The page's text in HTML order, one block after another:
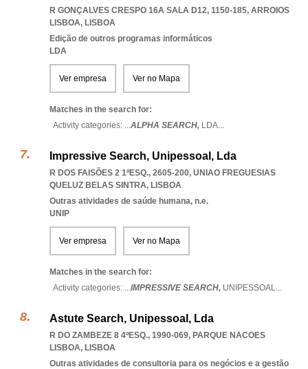
R GONÇALVES CRESPO 16A SALA D12, 1150-185, ARROIOS
LISBOA, LISBOA
Edição de outros programas informáticos
LDA
Ver empresa Ver no Mapa
Matches in the search for:
Activity categories: ...ALPHA SEARCH, LDA...
Impressive Search, Unipessoal, Lda
R DOS FAISÕES 2 1ºESQ., 2605-200, UNIAO FREGUESIAS
QUELUZ BELAS SINTRA, LISBOA
Outras atividades de saúde humana, n.e.
UNIP
Ver empresa Ver no Mapa
Matches in the search for:
Activity categories: ...IMPRESSIVE SEARCH, UNIPESSOAL...
Astute Search, Unipessoal, Lda
R DO ZAMBEZE 8 4ºESQ., 1990-069, PARQUE NACOES
LISBOA, LISBOA
Outras atividades de consultoria para os negócios e a gestão